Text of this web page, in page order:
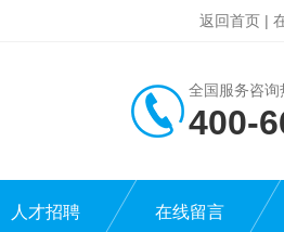
返回首页 |
全国服务咨询
400-
人才招聘 在线留言